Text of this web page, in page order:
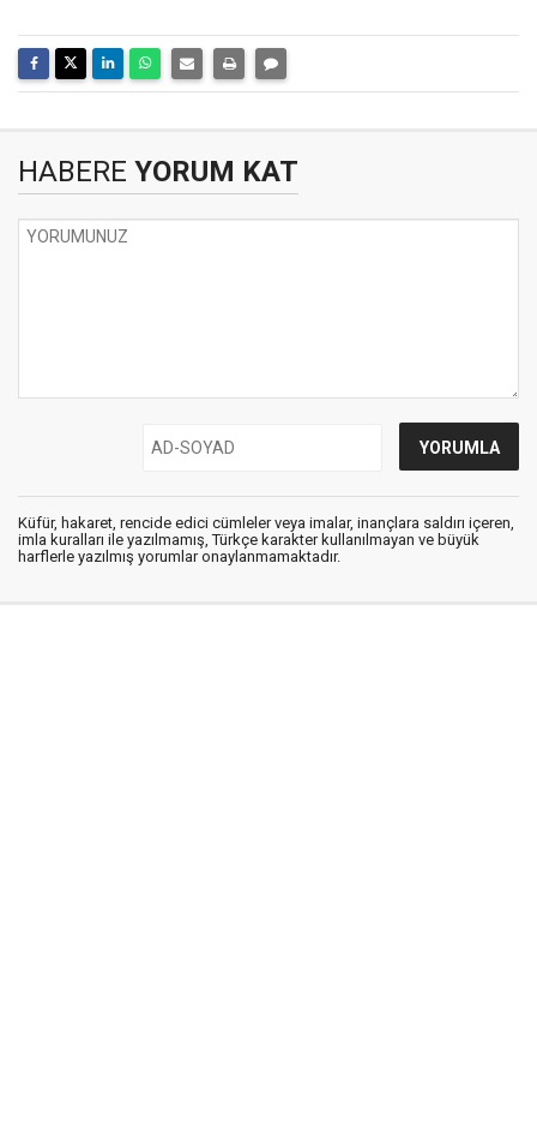
HABERE YORUM KAT
Küfür, hakaret, rencide edici cümleler veya imalar, inançlara saldırı içeren,
imla kuralları ile yazılmamış, Türkçe karakter kullanılmayan ve büyük
harflerle yazılmış yorumlar onaylanmamaktadır.